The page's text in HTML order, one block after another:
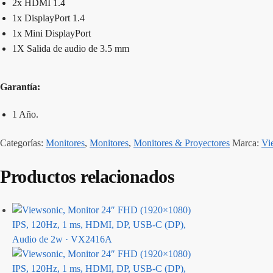
2x HDMI 1.4
1x DisplayPort 1.4
1x Mini DisplayPort
1X Salida de audio de 3.5 mm
Garantía:
1 Año.
Categorías: Monitores, Monitores, Monitores & Proyectores Marca:
Productos relacionados